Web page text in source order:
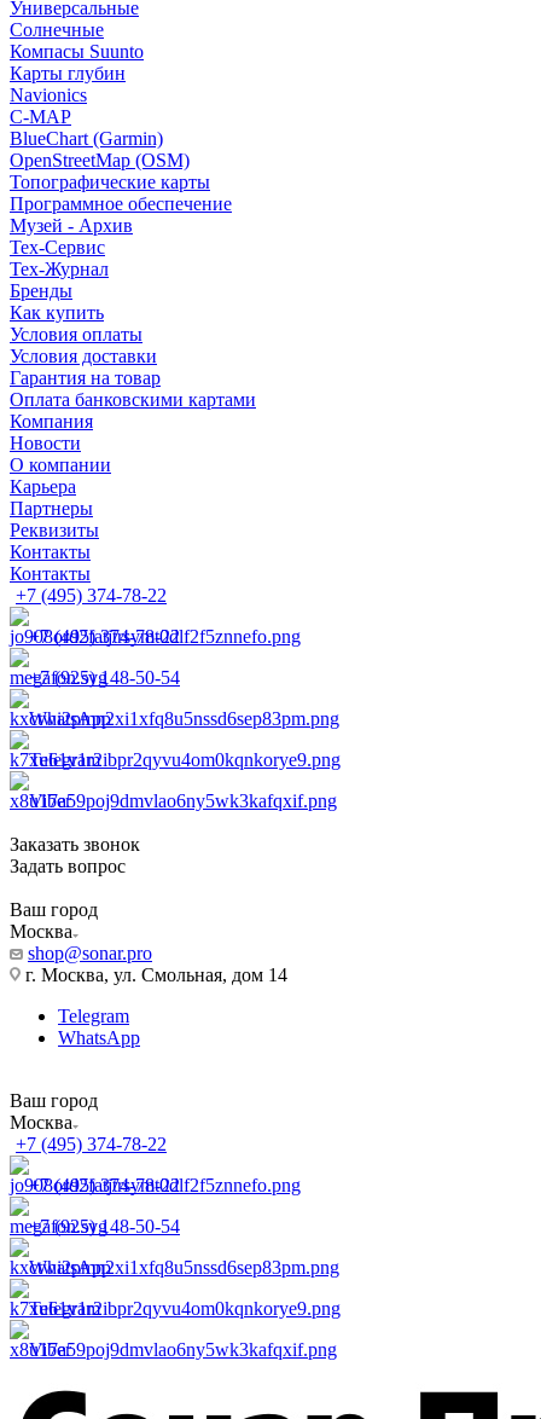
Универсальные
Солнечные
Компасы Suunto
Карты глубин
Navionics
C-MAP
BlueChart (Garmin)
OpenStreetMap (OSM)
Топографические карты
Программное обеспечение
Музей - Архив
Tex-Сервис
Тех-Журнал
Бренды
Как купить
Условия оплаты
Условия доставки
Гарантия на товар
Оплата банковскими картами
Компания
Новости
О компании
Карьера
Партнеры
Реквизиты
Контакты
Контакты
+7 (495) 374-78-22
+7 (495) 374-78-22
+7 (925) 148-50-54
WhatsApp
Telegram
Viber
Заказать звонок
Задать вопрос
Ваш город
Москва
shop@sonar.pro
г. Москва, ул. Смольная, дом 14
Telegram
WhatsApp
Ваш город
Москва
+7 (495) 374-78-22
+7 (495) 374-78-22
+7 (925) 148-50-54
WhatsApp
Telegram
Viber